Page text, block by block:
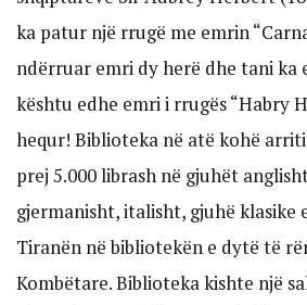
ka patur një rrugë me emrin
ndërruar emri dy herë dhe tani ka
kështu edhe emri i rrugës “Habry
hequr! Biblioteka në atë kohë
prej 5.000 librash në gjuhët
gjermanisht, italisht, gjuhë klasike
Tiranën në bibliotekën e dytë të
Kombëtare. Biblioteka kishte një